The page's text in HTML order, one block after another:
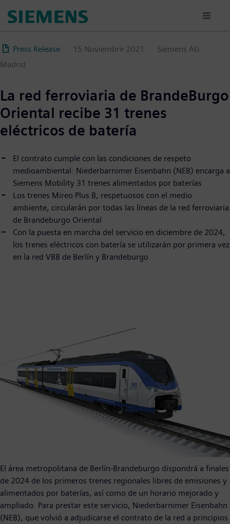
principal
Press Release 15 Noviembre 2021
Siemens AG
Madrid
La red ferroviaria de BrandeBurgo
Oriental recibe 31 trenes
eléctricos de batería
El contrato cumple con las condiciones de respeto
medioambiental: Niederbarnimer Eisenbahn (NEB) encarga a
Siemens Mobility 31 trenes alimentados por baterías
Los trenes Mireo Plus B, respetuosos con el medio
ambiente, circularán por todas las líneas de la red ferroviaria
de Brandeburgo Oriental
Con la puesta en marcha del servicio en diciembre de 2024,
los trenes eléctricos con batería se utilizarán por primera vez
en la red VBB de Berlín y Brandeburgo
El área metropolitana de Berlín-Brandeburgo dispondrá a finales
de 2024 de los primeros trenes regionales libres de emisiones y
alimentados por baterías, así como de un horario mejorado y
ampliado. Para prestar este servicio, Niederbarnimer Eisenbahn
(NEB), que volvió a adjudicarse el contrato de la red a principios